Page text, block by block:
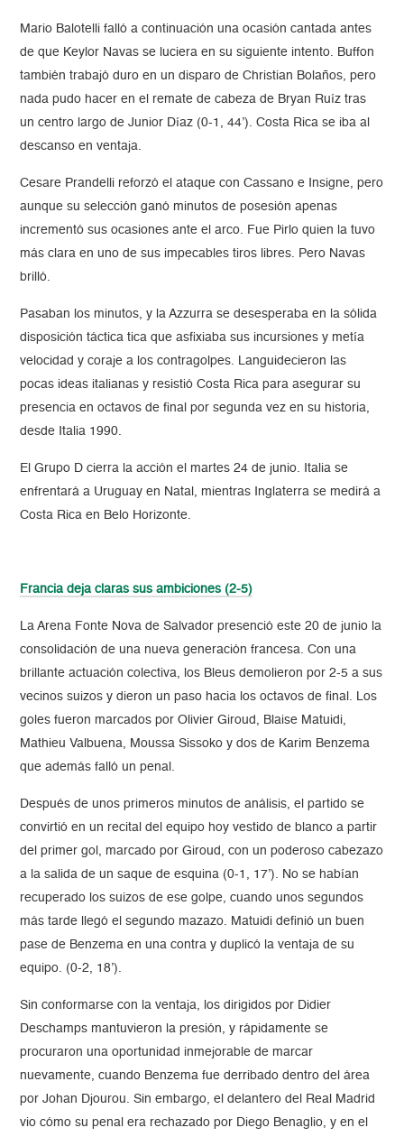
Mario Balotelli falló a continuación una ocasión cantada antes
de que Keylor Navas se luciera en su siguiente intento. Buffon
también trabajó duro en un disparo de Christian Bolaños, pero
nada pudo hacer en el remate de cabeza de Bryan Ruíz tras
un centro largo de Junior Díaz (0-1, 44’). Costa Rica se iba al
descanso en ventaja.
Cesare Prandelli reforzó el ataque con Cassano e Insigne, pero
aunque su selección ganó minutos de posesión apenas
incrementó sus ocasiones ante el arco. Fue Pirlo quien la tuvo
más clara en uno de sus impecables tiros libres. Pero Navas
brilló.
Pasaban los minutos, y la Azzurra se desesperaba en la sólida
disposición táctica tica que asfixiaba sus incursiones y metía
velocidad y coraje a los contragolpes. Languidecieron las
pocas ideas italianas y resistió Costa Rica para asegurar su
presencia en octavos de final por segunda vez en su historia,
desde Italia 1990.
El Grupo D cierra la acción el martes 24 de junio. Italia se
enfrentará a Uruguay en Natal, mientras Inglaterra se medirá a
Costa Rica en Belo Horizonte.
Francia deja claras sus ambiciones (2-5)
La Arena Fonte Nova de Salvador presenció este 20 de junio la
consolidación de una nueva generación francesa. Con una
brillante actuación colectiva, los Bleus demolieron por 2-5 a sus
vecinos suizos y dieron un paso hacia los octavos de final. Los
goles fueron marcados por Olivier Giroud, Blaise Matuidi,
Mathieu Valbuena, Moussa Sissoko y dos de Karim Benzema
que además falló un penal.
Después de unos primeros minutos de análisis, el partido se
convirtió en un recital del equipo hoy vestido de blanco a partir
del primer gol, marcado por Giroud, con un poderoso cabezazo
a la salida de un saque de esquina (0-1, 17’). No se habían
recuperado los suizos de ese golpe, cuando unos segundos
más tarde llegó el segundo mazazo. Matuidi definió un buen
pase de Benzema en una contra y duplicó la ventaja de su
equipo. (0-2, 18’).
Sin conformarse con la ventaja, los dirigidos por Didier
Deschamps mantuvieron la presión, y rápidamente se
procuraron una oportunidad inmejorable de marcar
nuevamente, cuando Benzema fue derribado dentro del área
por Johan Djourou. Sin embargo, el delantero del Real Madrid
vio cómo su penal era rechazado por Diego Benaglio, y en el